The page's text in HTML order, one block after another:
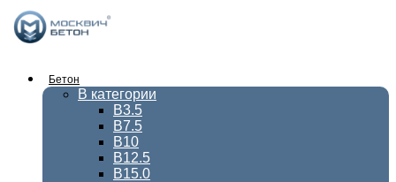
Перейти
содержимому
Бетон
В категории
В3.5
В7.5
В10
В12.5
В15.0